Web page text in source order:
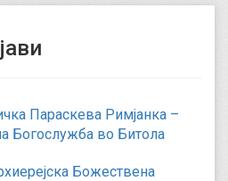
Параскева Римјанка –
Богослужба во Битола
Божествена